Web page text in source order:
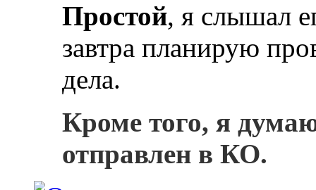
Простой, я слышал
завтра планирую
дела.
Кроме того, я
отправлен в КО.